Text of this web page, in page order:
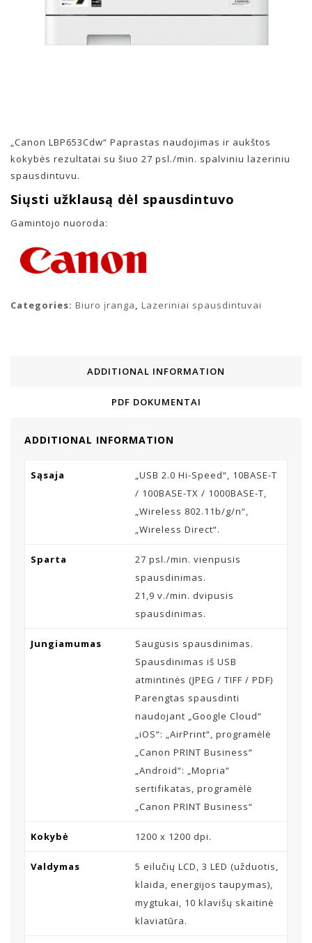
„Canon LBP653Cdw“ Paprastas naudojimas ir aukštos
kokybės rezultatai su šiuo 27 psl./min. spalviniu lazeriniu
spausdintuvu.
Siųsti užklausą dėl spausdintuvo
Gamintojo nuoroda:
Categories: Biuro įranga, Lazeriniai spausdintuvai
ADDITIONAL INFORMATION
PDF DOKUMENTAI
ADDITIONAL INFORMATION
Sąsaja
„USB 2.0 Hi-Speed“, 10BASE-T
/ 100BASE-TX / 1000BASE-T,
„Wireless 802.11b/g/n“,
„Wireless Direct“.
Sparta
27 psl./min. vienpusis
spausdinimas.
21,9 v./min. dvipusis
spausdinimas.
Jungiamumas
Saugusis spausdinimas.
Spausdinimas iš USB
atmintinės (JPEG / TIFF / PDF)
Parengtas spausdinti
naudojant „Google Cloud“
„iOS“: „AirPrint“, programėlė
„Canon PRINT Business“
„Android“: „Mopria“
sertifikatas, programėlė
„Canon PRINT Business“
Kokybė 1200 x 1200 dpi.
Valdymas
5 eilučių LCD, 3 LED (užduotis,
klaida, energijos taupymas),
mygtukai, 10 klavišų skaitinė
klaviatūra.